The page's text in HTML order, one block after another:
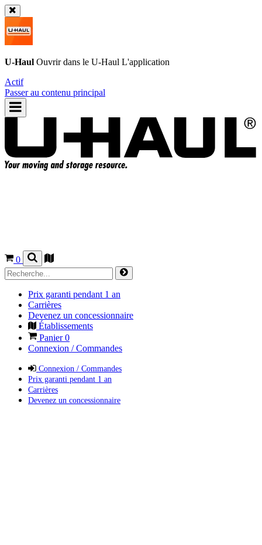
U-Haul Ouvrir dans le U-Haul L'application
Actif
Passer au contenu principal
0
Prix garanti pendant 1 an
Carrières
Devenez un concessionnaire
Établissements
Panier0
Connexion / Commandes
Connexion / Commandes
Prix garanti pendant 1 an
Carrières
Devenez un concessionnaire